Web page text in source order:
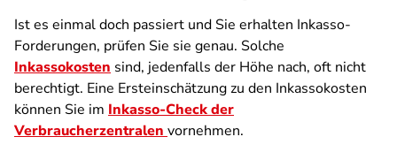
Ist es einmal doch passiert und Sie erhalten Inkasso-
Forderungen, prüfen Sie sie genau. Solche
Inkassokosten sind, jedenfalls der Höhe nach, oft nicht
berechtigt. Eine Ersteinschätzung zu den Inkassokosten
können Sie im Inkasso-Check der
Verbraucherzentralen vornehmen.